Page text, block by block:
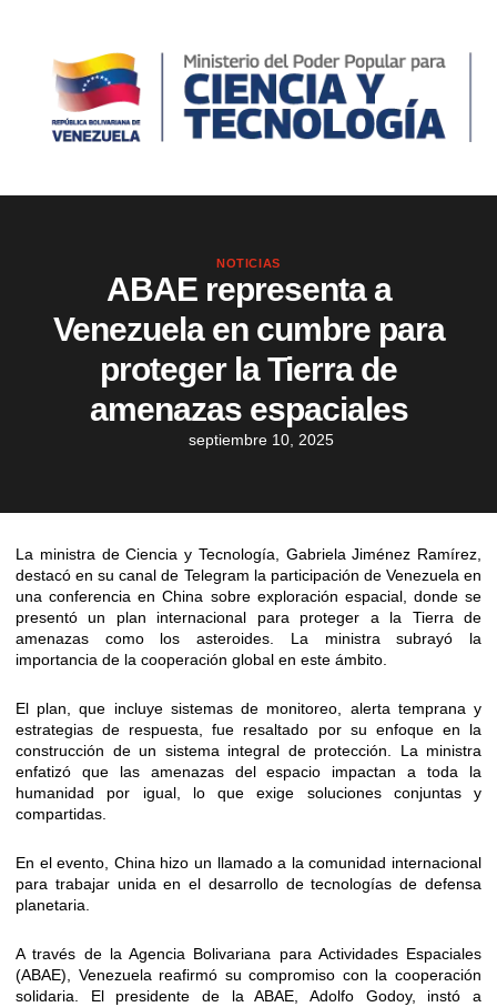
NOTICIAS
ABAE representa a
Venezuela en cumbre para
proteger la Tierra de
amenazas espaciales
septiembre 10, 2025
La ministra de Ciencia y Tecnología, Gabriela Jiménez Ramírez,
destacó en su canal de Telegram la participación de Venezuela en
una conferencia en China sobre exploración espacial, donde se
presentó un plan internacional para proteger a la Tierra de
amenazas como los asteroides. La ministra subrayó la
importancia de la cooperación global en este ámbito.
El plan, que incluye sistemas de monitoreo, alerta temprana y
estrategias de respuesta, fue resaltado por su enfoque en la
construcción de un sistema integral de protección. La ministra
enfatizó que las amenazas del espacio impactan a toda la
humanidad por igual, lo que exige soluciones conjuntas y
compartidas.
En el evento, China hizo un llamado a la comunidad internacional
para trabajar unida en el desarrollo de tecnologías de defensa
planetaria.
A través de la Agencia Bolivariana para Actividades Espaciales
(ABAE), Venezuela reafirmó su compromiso con la cooperación
solidaria. El presidente de la ABAE, Adolfo Godoy, instó a